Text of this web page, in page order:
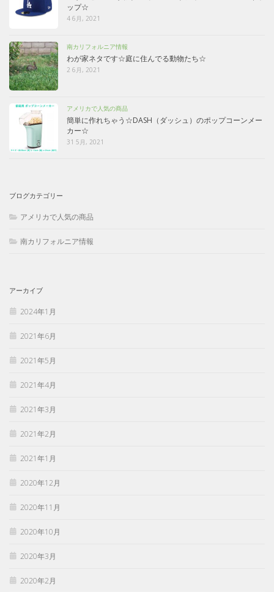
ップ☆
4 6月, 2021
南カリフォルニア情報
わが家ネタです☆庭に住んでる動物たち☆
2 6月, 2021
アメリカで人気の商品
簡単に作れちゃう☆DASH（ダッシュ）のポップコーンメー
カー☆
31 5月, 2021
ブログカテゴリー
アメリカで人気の商品
南カリフォルニア情報
アーカイブ
2024年1月
2021年6月
2021年5月
2021年4月
2021年3月
2021年2月
2021年1月
2020年12月
2020年11月
2020年10月
2020年3月
2020年2月